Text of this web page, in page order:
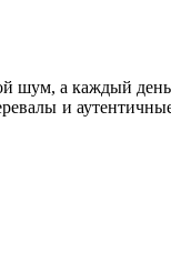
шум, а каждый
и